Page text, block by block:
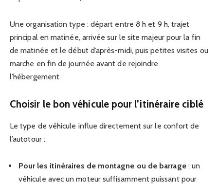
Une organisation type : départ entre 8 h et 9 h, trajet
principal en matinée, arrivée sur le site majeur pour la fin
de matinée et le début d’après-midi, puis petites visites ou
marche en fin de journée avant de rejoindre
l’hébergement.
Choisir le bon véhicule pour l’itinéraire ciblé
Le type de véhicule influe directement sur le confort de
l’autotour :
Pour les itinéraires de montagne ou de barrage: un
véhicule avec un moteur suffisamment puissant pour